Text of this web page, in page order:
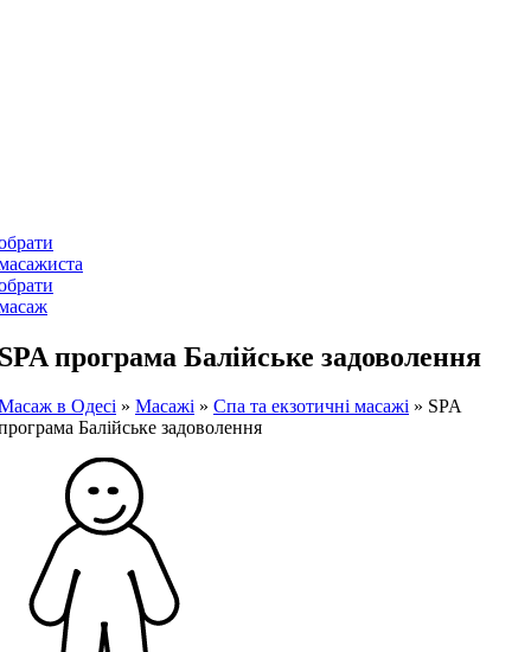
програма Балійське задоволення
в Одесі » Масажі » Спа та екзотичні масажі » SPA
Балійське задоволення